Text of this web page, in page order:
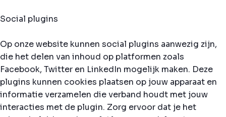
Social plugins
Op onze website kunnen social plugins aanwezig zijn,
die het delen van inhoud op platformen zoals
Facebook, Twitter en LinkedIn mogelijk maken. Deze
plugins kunnen cookies plaatsen op jouw apparaat en
informatie verzamelen die verband houdt met jouw
interacties met de plugin. Zorg ervoor dat je het